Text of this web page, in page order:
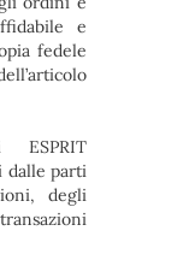
e
fedele
dalle parti
degli